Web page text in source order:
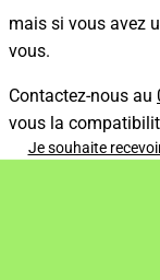
mais si vous avez
vous.
Contactez-nous au
vous la
Je souhaite